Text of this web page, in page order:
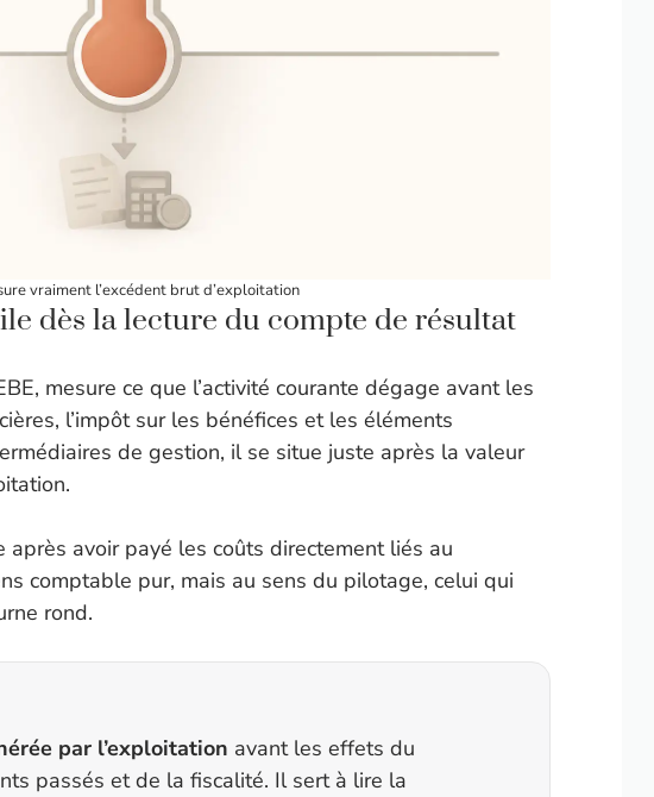
vraiment l’excédent brut d’exploitation
dès la lecture du compte de résultat
mesure ce que l’activité courante dégage avant les
l’impôt sur les bénéfices et les éléments
de gestion, il se situe juste après la valeur
après avoir payé les coûts directement liés au
comptable pur, mais au sens du pilotage, celui qui
rond.
par l’exploitation avant les effets du
passés et de la fiscalité. Il sert à lire la